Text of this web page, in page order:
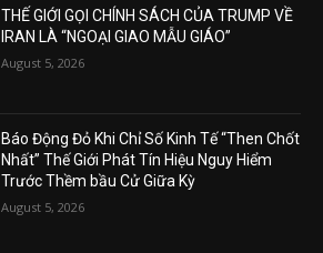
THẾ GIỚI GỌI CHÍNH SÁCH CỦA TRUMP VỀ
IRAN LÀ “NGOẠI GIAO MẪU GIÁO”
August 5, 2026
Báo Động Đỏ Khi Chỉ Số Kinh Tế “Then Chốt
Nhất” Thế Giới Phát Tín Hiệu Nguy Hiểm
Trước Thềm bầu Cử Giữa Kỳ
August 5, 2026